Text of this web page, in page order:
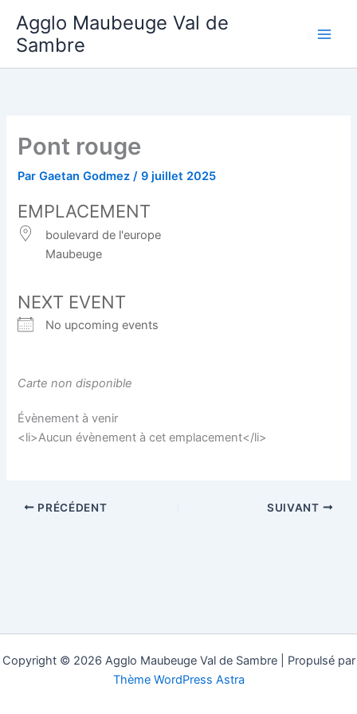
contenu
Agglo Maubeuge Val de
Sambre
Pont rouge
ParGaetan Godmez/9 juillet 2025
EMPLACEMENT
boulevard de l'europe
Maubeuge
NEXT EVENT
No upcoming events
Carte non disponible
Évènement à venir
<li>Aucun évènement à cet emplacement</li>
PRÉCÉDENT SUIVANT
Copyright © 2026 Agglo Maubeuge Val de Sambre | Propulsé par
Thème WordPress Astra